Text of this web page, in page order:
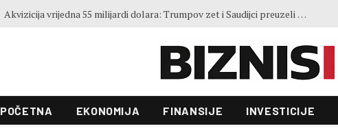
Akvizicija vrijedna 55 milijardi dolara: Trumpov zet i Saudijci preuzeli jednog od najvećih proizvođača videoigara
POČETNA EKONOMIJA FINANSIJE INVESTICIJE